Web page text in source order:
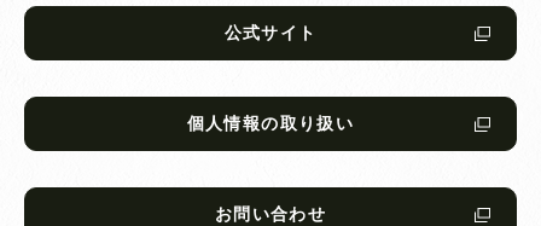
公式サイト
個人情報の取り扱い
お問い合わせ